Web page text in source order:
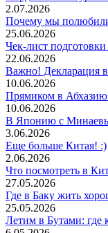
2.07.2026
Почему мы
25.06.2026
Чек-лист
22.06.2026
Важно! Декларация
10.06.2026
Прямиком в Абхазию
10.06.2026
В Японию с
3.06.2026
Еще больше Китая! :)
2.06.2026
Что посмотреть в
27.05.2026
Где в Баку жить
25.05.2026
Летим в Бутами: где